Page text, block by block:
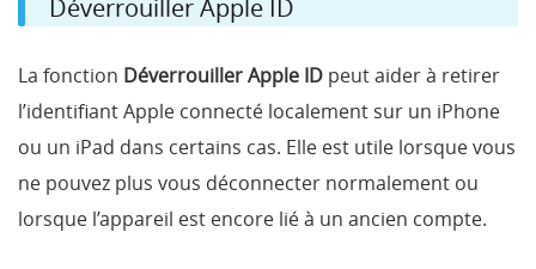
Déverrouiller Apple ID
La fonction Déverrouiller Apple ID peut aider à retirer
l’identifiant Apple connecté localement sur un iPhone
ou un iPad dans certains cas. Elle est utile lorsque vous
ne pouvez plus vous déconnecter normalement ou
lorsque l’appareil est encore lié à un ancien compte.